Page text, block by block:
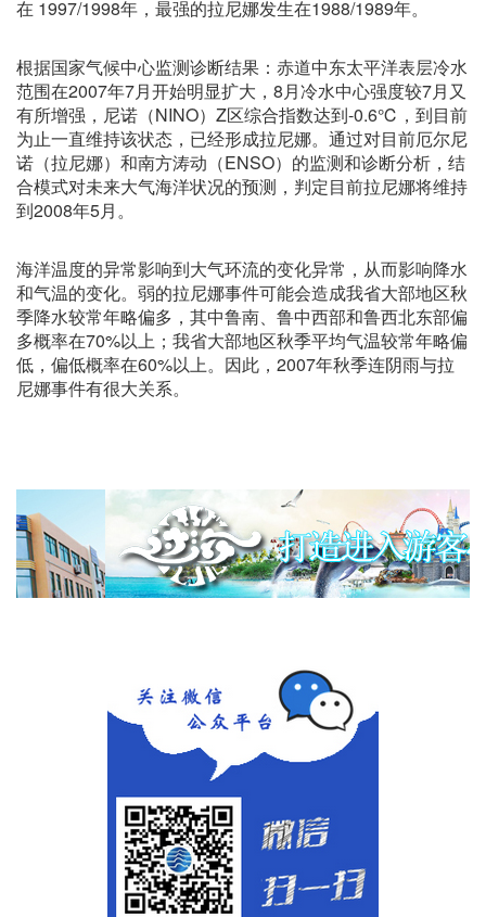
在 1997/1998年，最强的拉尼娜发生在1988/1989年。
根据国家气候中心监测诊断结果：赤道中东太平洋表层冷水
范围在2007年7月开始明显扩大，8月冷水中心强度较7月又
有所增强，尼诺（NINO）Z区综合指数达到-0.6℃，到目前
为止一直维持该状态，已经形成拉尼娜。通过对目前厄尔尼
诺（拉尼娜）和南方涛动（ENSO）的监测和诊断分析，结
合模式对未来大气海洋状况的预测，判定目前拉尼娜将维持
到2008年5月。
海洋温度的异常影响到大气环流的变化异常，从而影响降水
和气温的变化。弱的拉尼娜事件可能会造成我省大部地区秋
季降水较常年略偏多，其中鲁南、鲁中西部和鲁西北东部偏
多概率在70%以上；我省大部地区秋季平均气温较常年略偏
低，偏低概率在60%以上。因此，2007年秋季连阴雨与拉
尼娜事件有很大关系。